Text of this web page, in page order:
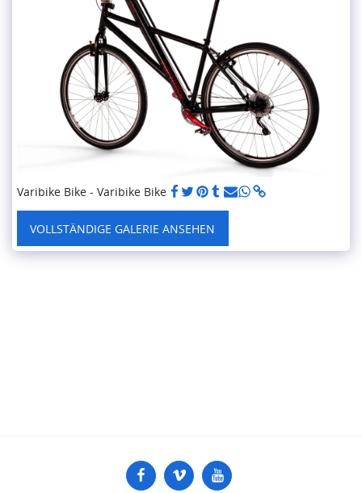
Varibike Bike - Varibike Bike
VOLLSTÄNDIGE GALERIE ANSEHEN